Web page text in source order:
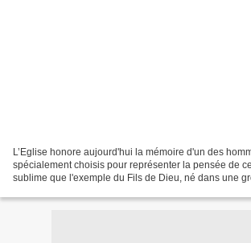
L’Eglise honore aujourd'hui la mémoire d'un des
spécialement choisis pour représenter la pensée de
sublime que l'exemple du Fils de Dieu, né dans une